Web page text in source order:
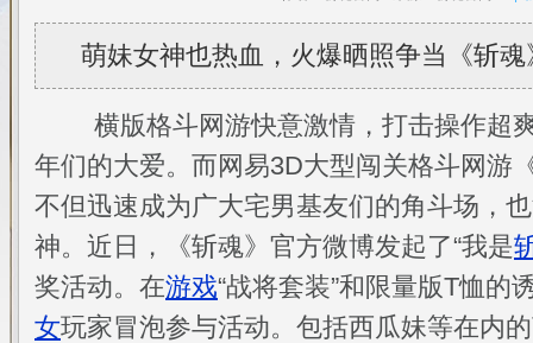
斩魂首页 焦点关注 任务攻略 精彩视频 职业心得
萌妹女神也热血，火爆晒照争当《斩
横版格斗网游快意激情，打击操作超
年们的大爱。而网易3D大型闯关格斗网游
不但迅速成为广大宅男基友们的角斗场，
神。近日，《斩魂》官方微博发起了“我是
奖活动。在游戏“战将套装”和限量版T恤的
女玩家冒泡参与活动。包括西瓜妹等在内